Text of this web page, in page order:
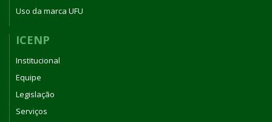
Uso da marca UFU
ICENP
Institucional
Equipe
Legislação
Serviços